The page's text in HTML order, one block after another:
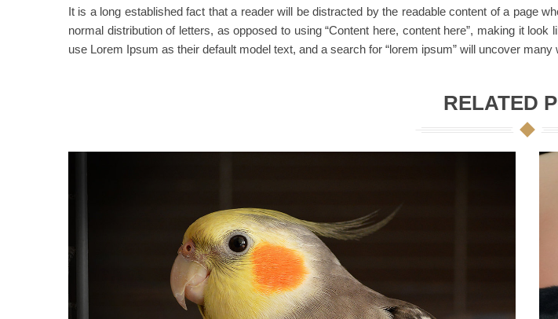
It is a long established fact that a reader will be distracted by the readable content of a page
normal distribution of letters, as opposed to using “Content here, content here”, making it
use Lorem Ipsum as their default model text, and a search for “lorem ipsum” will uncover many
RELATED